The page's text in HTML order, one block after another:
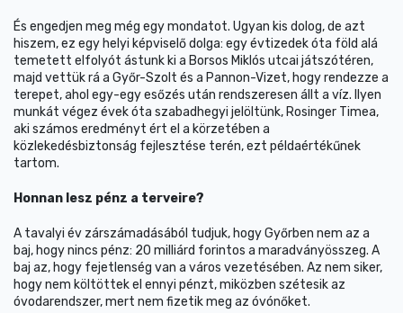
És engedjen meg még egy mondatot. Ugyan kis dolog, de azt
hiszem, ez egy helyi képviselő dolga: egy évtizedek óta föld alá
temetett elfolyót ástunk ki a Borsos Miklós utcai játszótéren,
majd vettük rá a Győr-Szolt és a Pannon-Vizet, hogy rendezze a
terepet, ahol egy-egy esőzés után rendszeresen állt a víz. Ilyen
munkát végez évek óta szabadhegyi jelöltünk, Rosinger Timea,
aki számos eredményt ért el a körzetében a
közlekedésbiztonság fejlesztése terén, ezt példaértékűnek
tartom.
Honnan lesz pénz a terveire?
A tavalyi év zárszámadásából tudjuk, hogy Győrben nem az a
baj, hogy nincs pénz: 20 milliárd forintos a maradványösszeg. A
baj az, hogy fejetlenség van a város vezetésében. Az nem siker,
hogy nem költöttek el ennyi pénzt, miközben szétesik az
óvodarendszer, mert nem fizetik meg az óvónőket.